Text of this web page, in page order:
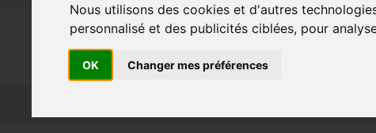
Nous utilisons des cookies et d'autres
personnalisé et des publicités ciblées, pour
OK Changer mes préférences
GHR